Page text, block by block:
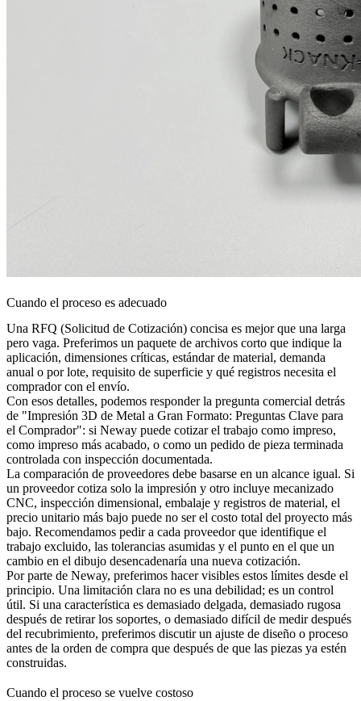
Cuando el proceso es adecuado
Una RFQ (Solicitud de Cotización) concisa es mejor que una larga
pero vaga. Preferimos un paquete de archivos corto que indique la
aplicación, dimensiones críticas, estándar de material, demanda
anual o por lote, requisito de superficie y qué registros necesita el
comprador con el envío.
Con esos detalles, podemos responder la pregunta comercial detrás
de "Impresión 3D de Metal a Gran Formato: Preguntas Clave para
el Comprador": si Neway puede cotizar el trabajo como impreso,
como impreso más acabado, o como un pedido de pieza terminada
controlada con inspección documentada.
La comparación de proveedores debe basarse en un alcance igual. Si
un proveedor cotiza solo la impresión y otro incluye mecanizado
CNC, inspección dimensional, embalaje y registros de material, el
precio unitario más bajo puede no ser el costo total del proyecto más
bajo. Recomendamos pedir a cada proveedor que identifique el
trabajo excluido, las tolerancias asumidas y el punto en el que un
cambio en el dibujo desencadenaría una nueva cotización.
Por parte de Neway, preferimos hacer visibles estos límites desde el
principio. Una limitación clara no es una debilidad; es un control
útil. Si una característica es demasiado delgada, demasiado rugosa
después de retirar los soportes, o demasiado difícil de medir después
del recubrimiento, preferimos discutir un ajuste de diseño o proceso
antes de la orden de compra que después de que las piezas ya estén
construidas.
Cuando el proceso se vuelve costoso